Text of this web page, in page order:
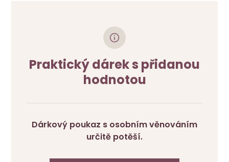
Praktický dárek s přidanou
hodnotou
Dárkový poukaz s osobním věnováním
určitě potěší.